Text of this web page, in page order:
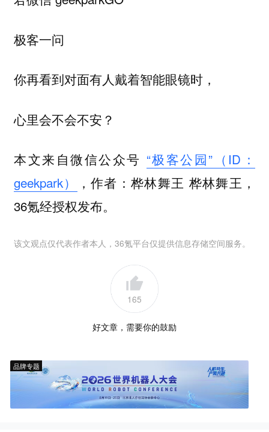
极客一问
你再看到对面有人戴着智能眼镜时，
心里会不会不安？
本文来自微信公众号 “极客公园”（ID：
geekpark）
，作者：桦林舞王 桦林舞王，
36氪经授权发布。
该文观点仅代表作者本人，36氪平台仅提供信息存储空间服务。
165
好文章，需要你的鼓励
品牌专题